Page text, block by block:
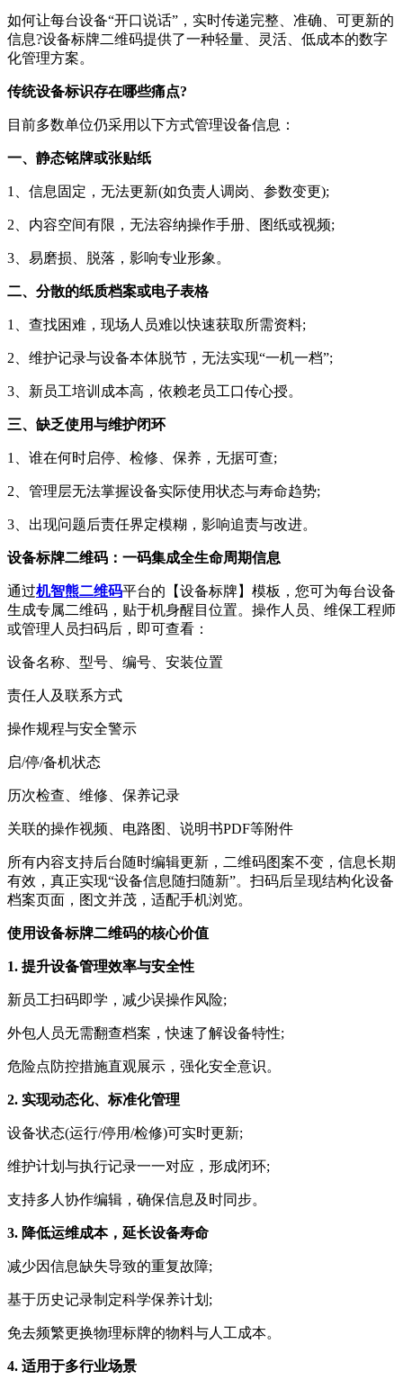
如何让每台设备“开口说话”，实时传递完整、准确、可更新的
信息?设备标牌二维码提供了一种轻量、灵活、低成本的数字
化管理方案。
传统设备标识存在哪些痛点?
目前多数单位仍采用以下方式管理设备信息：
一、静态铭牌或张贴纸
1、信息固定，无法更新(如负责人调岗、参数变更);
2、内容空间有限，无法容纳操作手册、图纸或视频;
3、易磨损、脱落，影响专业形象。
二、分散的纸质档案或电子表格
1、查找困难，现场人员难以快速获取所需资料;
2、维护记录与设备本体脱节，无法实现“一机一档”;
3、新员工培训成本高，依赖老员工口传心授。
三、缺乏使用与维护闭环
1、谁在何时启停、检修、保养，无据可查;
2、管理层无法掌握设备实际使用状态与寿命趋势;
3、出现问题后责任界定模糊，影响追责与改进。
设备标牌二维码：一码集成全生命周期信息
通过机智熊二维码平台的【设备标牌】模板，您可为每台设备
生成专属二维码，贴于机身醒目位置。操作人员、维保工程师
或管理人员扫码后，即可查看：
设备名称、型号、编号、安装位置
责任人及联系方式
操作规程与安全警示
启/停/备机状态
历次检查、维修、保养记录
关联的操作视频、电路图、说明书PDF等附件
所有内容支持后台随时编辑更新，二维码图案不变，信息长期
有效，真正实现“设备信息随扫随新”。扫码后呈现结构化设备
档案页面，图文并茂，适配手机浏览。
使用设备标牌二维码的核心价值
1. 提升设备管理效率与安全性
新员工扫码即学，减少误操作风险;
外包人员无需翻查档案，快速了解设备特性;
危险点防控措施直观展示，强化安全意识。
2. 实现动态化、标准化管理
设备状态(运行/停用/检修)可实时更新;
维护计划与执行记录一一对应，形成闭环;
支持多人协作编辑，确保信息及时同步。
3. 降低运维成本，延长设备寿命
减少因信息缺失导致的重复故障;
基于历史记录制定科学保养计划;
免去频繁更换物理标牌的物料与人工成本。
4. 适用于多行业场景